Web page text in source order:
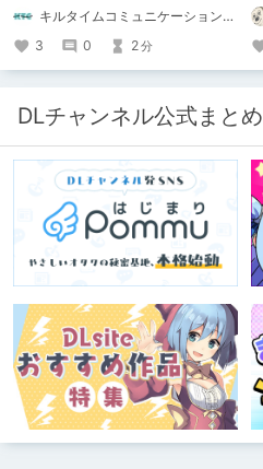
ト：鳩春 一気に上・下巻が同時配
信！
キルタイムコミュニケーション（KTC）の作品を一人でも多くの人に知ってほしい人
3
0 2分
DLチャンネル公式まとめ